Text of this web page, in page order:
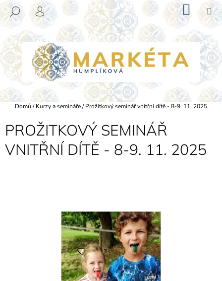
Přejít
na
obsah
HLEDAT
PŘIHLÁŠENÍ KOŠÍK
Domů / Kurzy a semináře/ Prožitkový seminář vnitřní dítě - 8-9. 11. 2025
PROŽITKOVÝ SEMINÁŘ
VNITŘNÍ DÍTĚ - 8-9. 11. 2025
K
O
K
ZPĚT
ZPĚT
C
O
P
O
T
E
B
U